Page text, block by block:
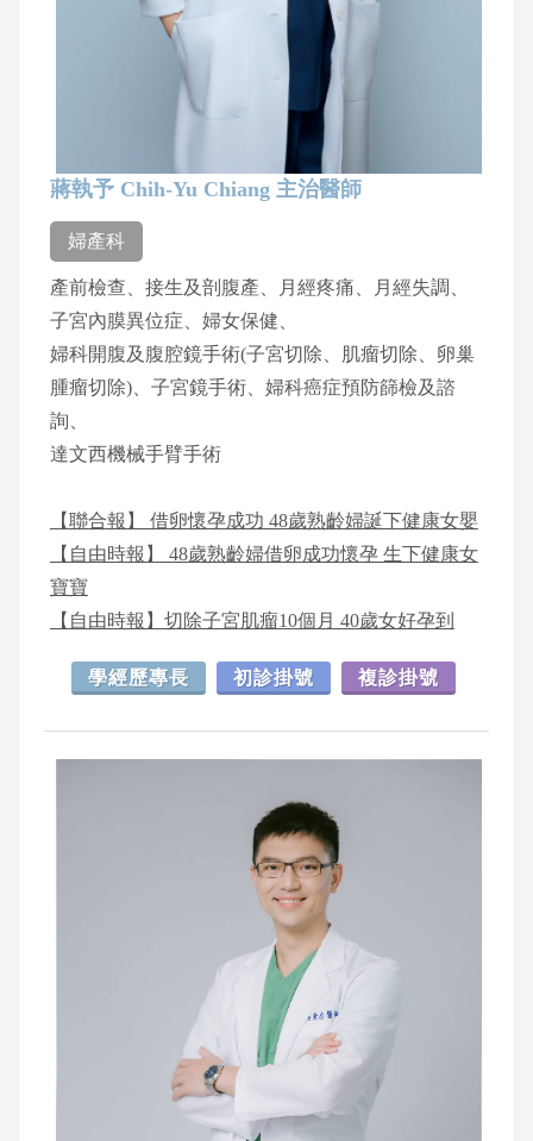
蔣執予 Chih-Yu Chiang 主治醫師
婦產科
產前檢查、接生及剖腹產、月經疼痛、月經失調、
子宮內膜異位症、婦女保健、
婦科開腹及腹腔鏡手術(子宮切除、肌瘤切除、卵巢
腫瘤切除)、子宮鏡手術、婦科癌症預防篩檢及諮
詢、
達文西機械手臂手術
【聯合報】 借卵懷孕成功 48歲熟齡婦誕下健康女嬰
【自由時報】 48歲熟齡婦借卵成功懷孕 生下健康女
寶寶
【自由時報】切除子宮肌瘤10個月 40歲女好孕到
學經歷專長 初診掛號 複診掛號